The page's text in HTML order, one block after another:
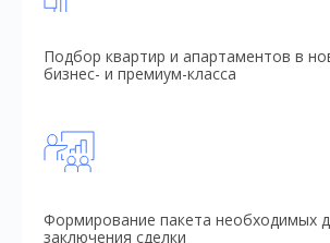
Подбор квартир и апартаментов в
бизнес- и премиум-класса
Формирование пакета необходимых
заключения сделки